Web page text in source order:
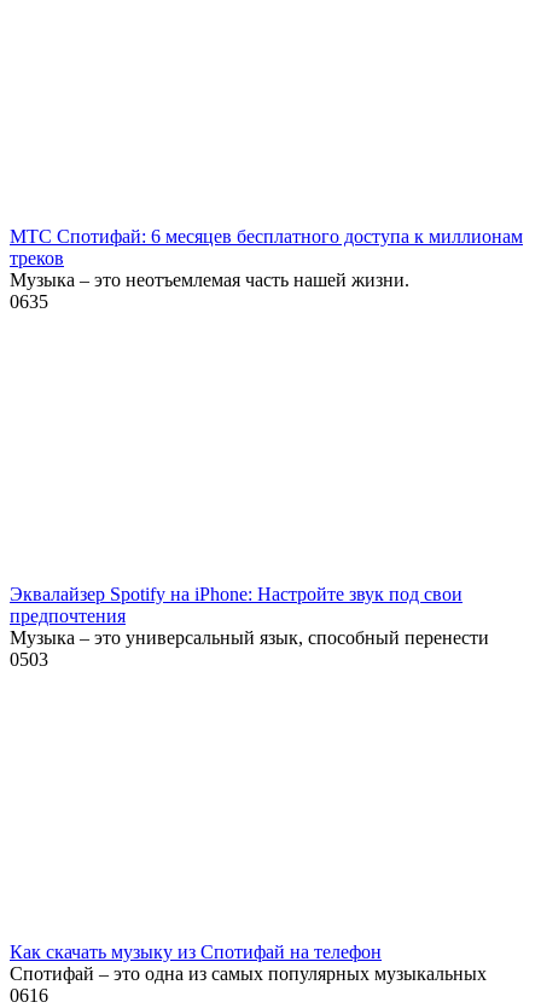
МТС Спотифай: 6 месяцев бесплатного доступа к миллионам
треков
Музыка – это неотъемлемая часть нашей жизни.
0635
Эквалайзер Spotify на iPhone: Настройте звук под свои
предпочтения
Музыка – это универсальный язык, способный перенести
0503
Как скачать музыку из Спотифай на телефон
Спотифай – это одна из самых популярных музыкальных
0616